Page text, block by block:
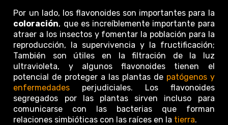
Por un lado, los flavonoides son importantes para la
coloración, que es increíblemente importante para
atraer a los insectos y fomentar la población para la
reproducción, la supervivencia y la fructificación;
También son útiles en la filtración de la luz
ultravioleta, y algunos flavonoides tienen el
potencial de proteger a las plantas de patógenos y
enfermedades perjudiciales. Los flavonoides
segregados por las plantas sirven incluso para
comunicarse con las bacterias que forman
relaciones simbióticas con las raíces en la tierra.